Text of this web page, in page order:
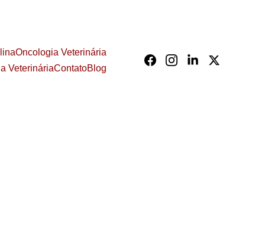
Oncologia Veterinária
VeterináriaContatoBlog